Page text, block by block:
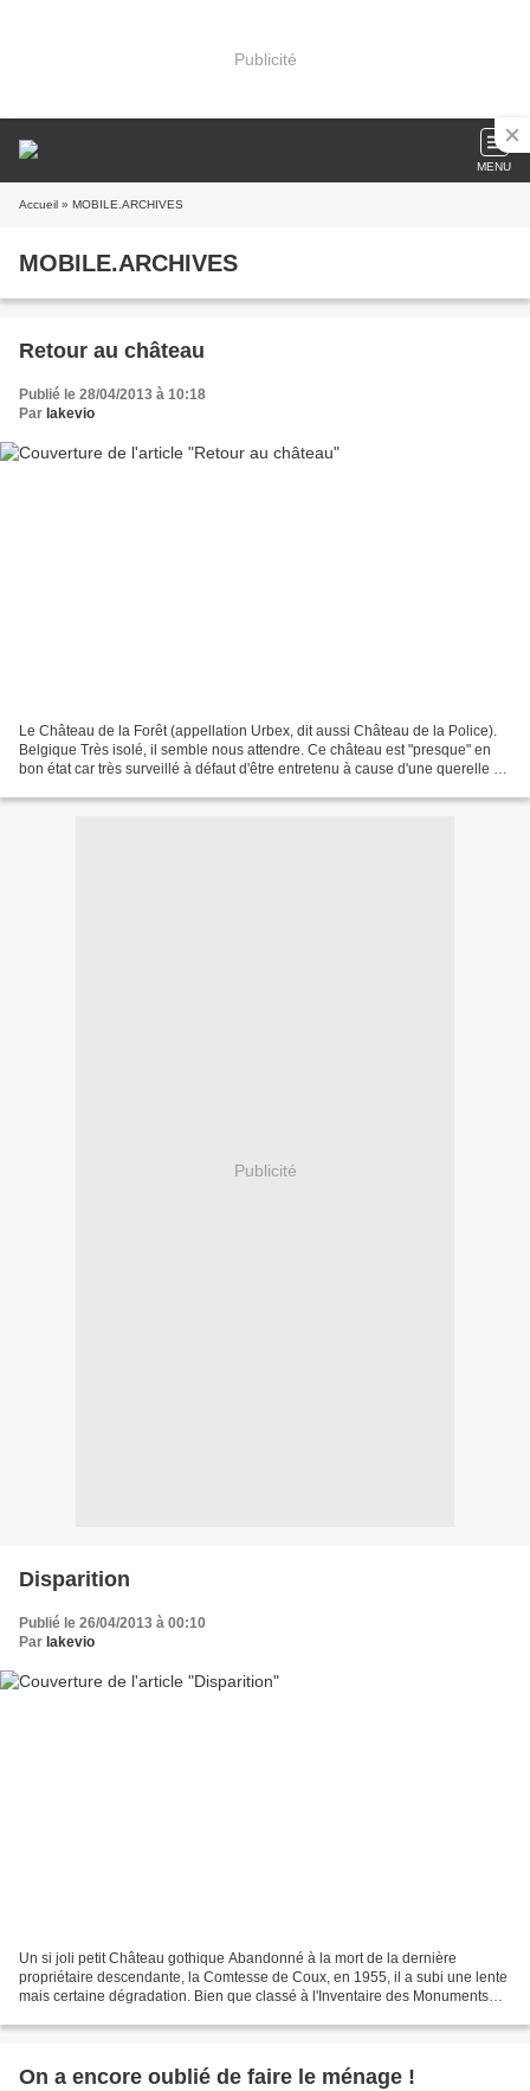
Publicité
MENU
Accueil » MOBILE.ARCHIVES
MOBILE.ARCHIVES
Retour au château
Publié le 28/04/2013 à 10:18
Par lakevio
Le Château de la Forêt (appellation Urbex, dit aussi Château de la Police).
Belgique Très isolé, il semble nous attendre. Ce château est "presque" en
bon état car très surveillé à défaut d'être entretenu à cause d'une querelle de
Publicité
Disparition
Publié le 26/04/2013 à 00:10
Par lakevio
Un si joli petit Château gothique Abandonné à la mort de la dernière
propriétaire descendante, la Comtesse de Coux, en 1955, il a subi une lente
mais certaine dégradation. Bien que classé à l'Inventaire des Monuments
On a encore oublié de faire le ménage !